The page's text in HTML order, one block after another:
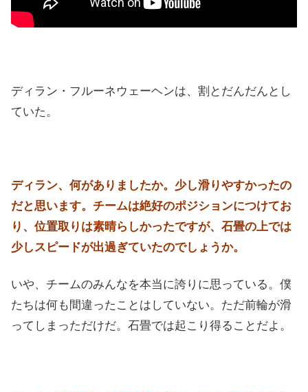
ディラン・フルーネウェーヘンは、割とだんだんとし
ていた。
ディラン、何がありましたか。少し滑りやすかったの
だと思います。チームは絶好のポジションにつけてお
り、位置取りは素晴らしかったですが、石畳の上では
少しスピードが出過ぎていたのでしょうか。
いや、チームのみんなを本当に誇りに思っている。僕
たちは何も間違ったことはしていない。ただ前輪が滑
ってしまっただけだ。石畳では起こり得ることだよ。